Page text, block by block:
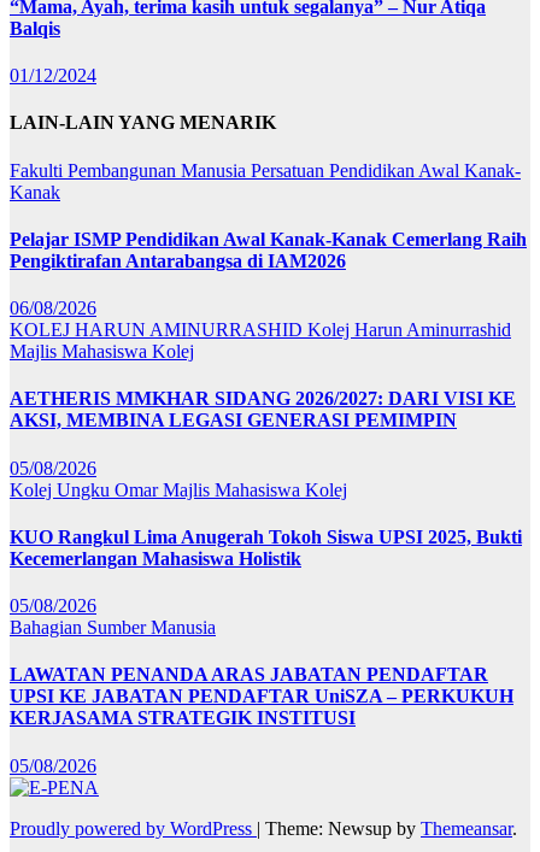
“Mama, Ayah, terima kasih untuk segalanya” – Nur Atiqa
Balqis
01/12/2024
LAIN-LAIN YANG MENARIK
Fakulti Pembangunan Manusia Persatuan Pendidikan Awal Kanak-
Kanak
Pelajar ISMP Pendidikan Awal Kanak-Kanak Cemerlang Raih
Pengiktirafan Antarabangsa di IAM2026
06/08/2026
KOLEJ HARUN AMINURRASHID Kolej Harun Aminurrashid
Majlis Mahasiswa Kolej
AETHERIS MMKHAR SIDANG 2026/2027: DARI VISI KE
AKSI, MEMBINA LEGASI GENERASI PEMIMPIN
05/08/2026
Kolej Ungku OmarMajlis Mahasiswa Kolej
KUO Rangkul Lima Anugerah Tokoh Siswa UPSI 2025, Bukti
Kecemerlangan Mahasiswa Holistik
05/08/2026
Bahagian Sumber Manusia
LAWATAN PENANDA ARAS JABATAN PENDAFTAR
UPSI KE JABATAN PENDAFTAR UniSZA – PERKUKUH
KERJASAMA STRATEGIK INSTITUSI
05/08/2026
Proudly powered by WordPress | Theme: Newsup by Themeansar.